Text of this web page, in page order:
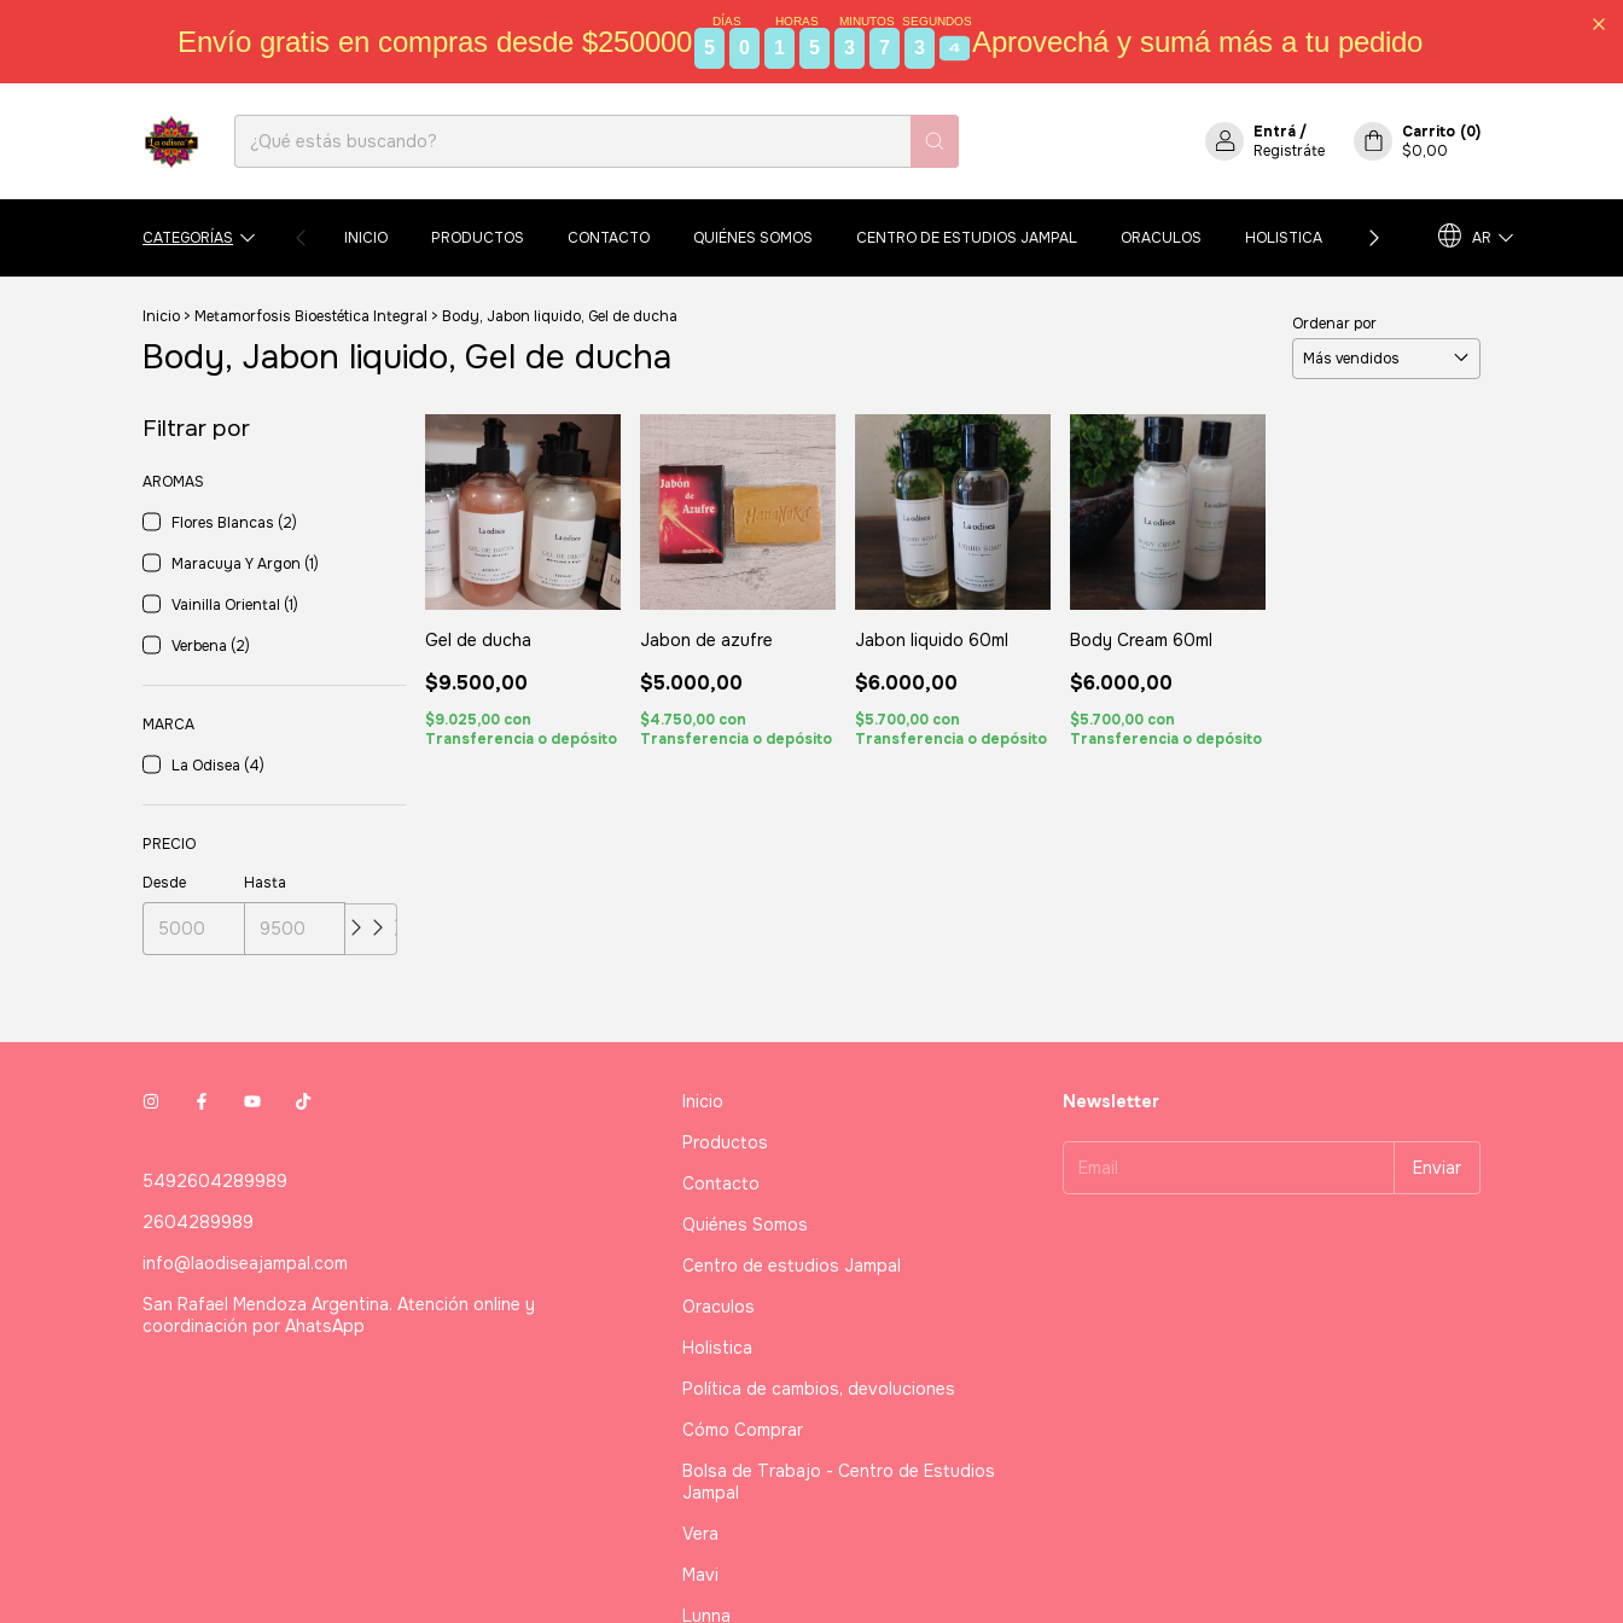
Envío gratis en compras desde $250000
DÍAS
5 0
HORAS
1 5
MINUTOS
3 7
SEGUNDOS
3 4 Aprovechá y sumá más a tu pedido
Entrá /
Registráte
Carrito (0)
$0,00
CATEGORÍAS INICIO PRODUCTOS CONTACTO QUIÉNES SOMOS CENTRO DE ESTUDIOS JAMPAL ORACULOS HOLISTICA POLÍTICA DE CAMBIOS,
AR
Inicio > Metamorfosis Bioestética Integral > Body, Jabon liquido, Gel de ducha
Body, Jabon liquido, Gel de ducha
Ordenar por
Filtrar por
AROMAS
Flores Blancas (2)
Maracuya Y Argon (1)
Vainilla Oriental (1)
Verbena (2)
MARCA
La Odisea (4)
PRECIO
Desde
Hasta
Gel de ducha
$9.500,00
$9.025,00 con
Transferencia o depósito
Jabon de azufre
$5.000,00
$4.750,00 con
Transferencia o depósito
Jabon liquido 60ml
$6.000,00
$5.700,00 con
Transferencia o depósito
Body Cream 60ml
$6.000,00
$5.700,00 con
Transferencia o depósito
5492604289989
2604289989
info@laodiseajampal.com
San Rafael Mendoza Argentina. Atención online y
coordinación por AhatsApp
Inicio
Productos
Contacto
Quiénes Somos
Centro de estudios Jampal
Oraculos
Holistica
Política de cambios, devoluciones
Cómo Comprar
Bolsa de Trabajo - Centro de Estudios
Jampal
Vera
Mavi
Lunna
Newsletter